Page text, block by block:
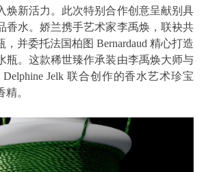
焕新活力。此次特别合作创意呈献别具
香水。娇兰携手艺术家李禹焕，联袂共
并委托法国柏图 Bernardaud 精心打造
瓶。这款稀世臻作承装由李禹焕大师与
Jelk 联合创作的香水艺术珍宝
。